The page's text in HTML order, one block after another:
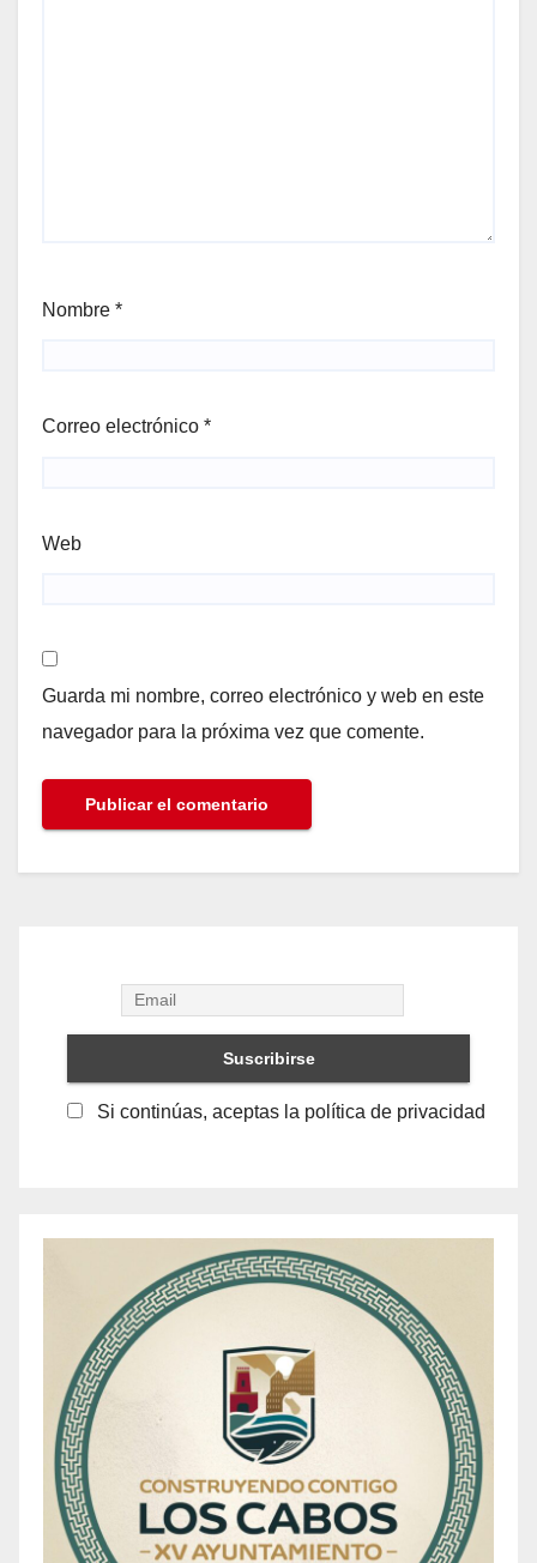
Nombre *
Correo electrónico *
Web
Guarda mi nombre, correo electrónico y web en este
navegador para la próxima vez que comente.
Si continúas, aceptas la política de privacidad